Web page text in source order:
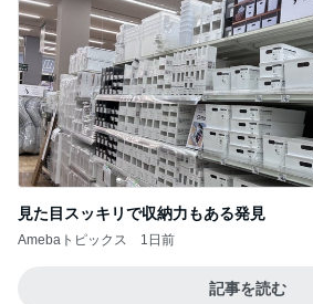
見た目スッキリで収納力もある発見
Amebaトピックス 1日前
記事を読む